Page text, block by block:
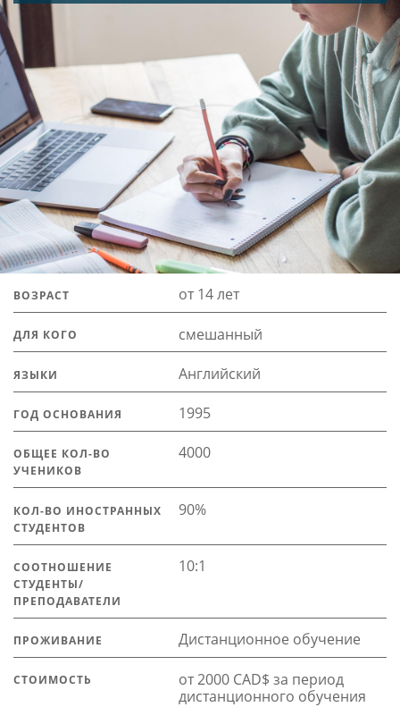
ВОЗРАСТ от 14 лет
ДЛЯ КОГО смешанный
ЯЗЫКИ Английский
ГОД ОСНОВАНИЯ 1995
ОБЩЕЕ КОЛ-ВО
УЧЕНИКОВ
4000
КОЛ-ВО ИНОСТРАННЫХ
СТУДЕНТОВ
90%
СООТНОШЕНИЕ
СТУДЕНТЫ/
ПРЕПОДАВАТЕЛИ
10:1
ПРОЖИВАНИЕ Дистанционное обучение
СТОИМОСТЬ
от 2000 CAD$ за период
дистанционного обучения